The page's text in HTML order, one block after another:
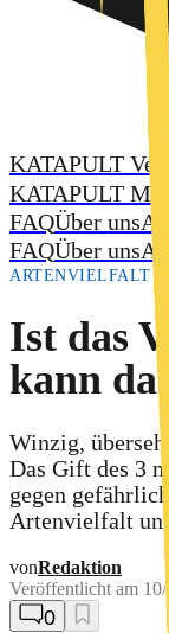
KATAPULT
KATAPULT MV
FAQÜber uns
FAQÜber uns
ARTENVIELFALT
Ist das
kann das
Winzig,
Das Gift des 3
gegen
Artenvielfalt
vonRedaktion
Veröffentlicht am
0